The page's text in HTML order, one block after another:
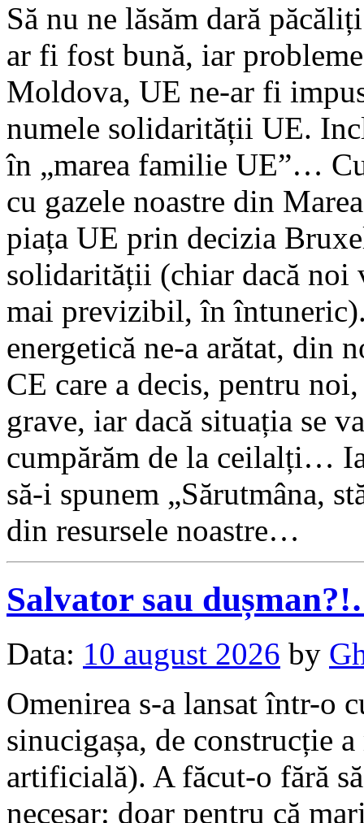
Să nu ne lăsăm dară
ar fi fost bună, iar
Moldova, UE ne-ar fi
numele solidarității UE.
în „marea familie UE”…
cu gazele noastre din
piața UE prin decizia
solidarității (chiar dacă noi
mai previzibil, în
energetică ne-a arătat, din
CE care a decis, pentru
grave, iar dacă situația se
cumpărăm de la ceilalți…
să-i spunem „Sărutmâna,
din resursele noastre…
Salvator sau
Data: 10 august 2026 by
Omenirea s-a lansat într-o
sinucigașa, de construcție
artificială). A făcut-o fără
necesar: doar pentru că